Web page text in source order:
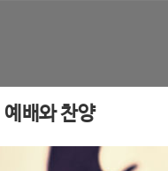
예배와 찬양